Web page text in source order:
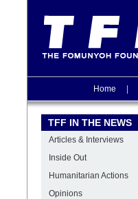
Home
TFF IN THE NEWS
Articles & Interviews
Inside Out
Humanitarian Actions
Opinions